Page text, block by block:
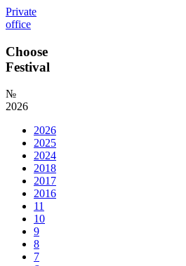
Private
office
Choose
Festival
№
2026
2026
2025
2024
2018
2017
2016
11
10
9
8
7